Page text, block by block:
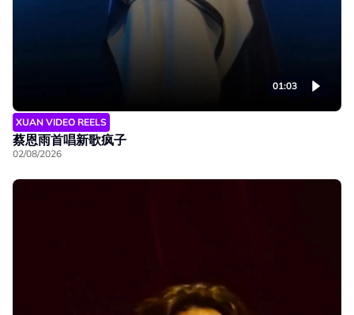
01:03
XUAN VIDEO REELS
蔡恩雨首唱新歌疯子
02/08/2026